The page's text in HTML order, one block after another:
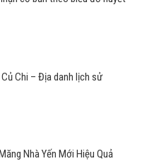
Chi – Địa danh lịch sử
Nhà Yến Mới Hiệu Quả